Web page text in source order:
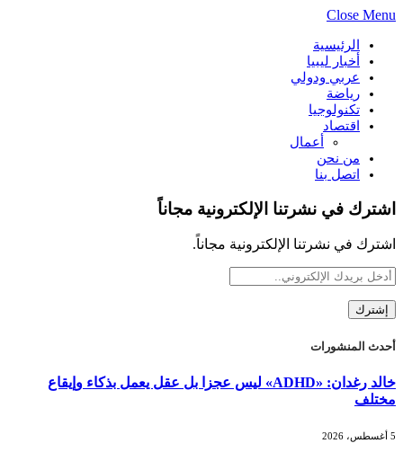
Close Menu
الرئيسية
أخبار ليبيا
عربي ودولي
رياضة
تكنولوجيا
اقتصاد
أعمال
من نحن
اتصل بنا
اشترك في نشرتنا الإلكترونية مجاناً
اشترك في نشرتنا الإلكترونية مجاناً.
أحدث المنشورات
خالد رغدان: «ADHD» ليس عجزا بل عقل يعمل بذكاء وإيقاع
مختلف